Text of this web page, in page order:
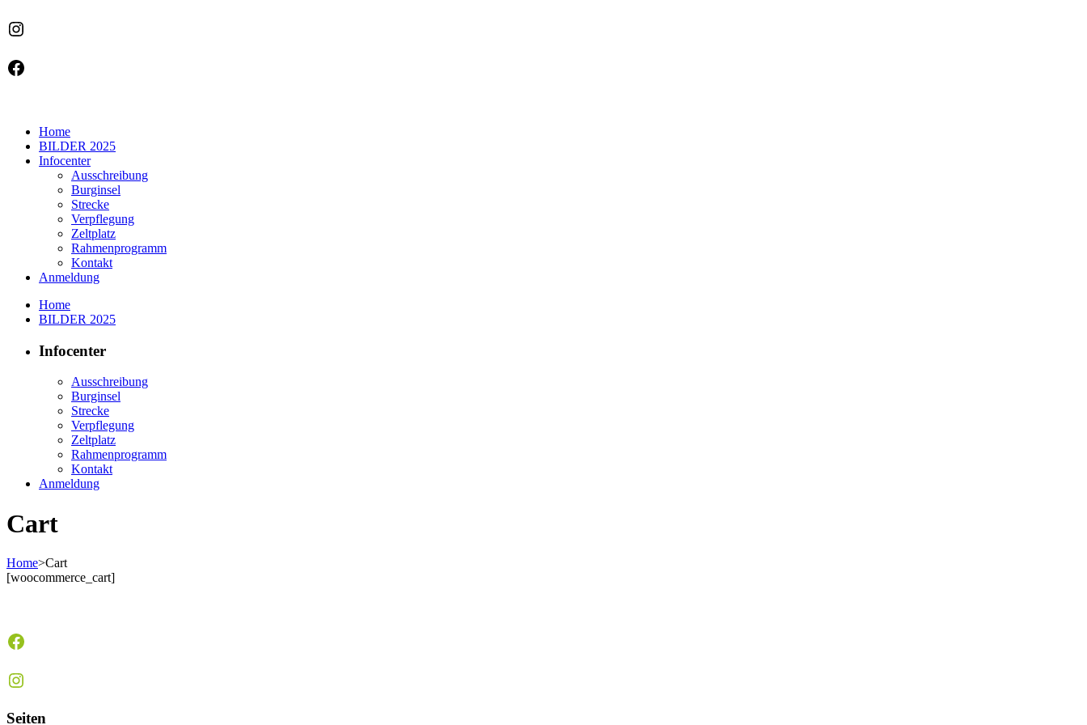
Instagram
Facebook
Home
BILDER 2025
Infocenter
Ausschreibung
Burginsel
Strecke
Verpflegung
Zeltplatz
Rahmenprogramm
Kontakt
Anmeldung
Home
BILDER 2025
Infocenter
Ausschreibung
Burginsel
Strecke
Verpflegung
Zeltplatz
Rahmenprogramm
Kontakt
Anmeldung
Cart
Home>Cart
[woocommerce_cart]
Facebook
Instagram
Seiten